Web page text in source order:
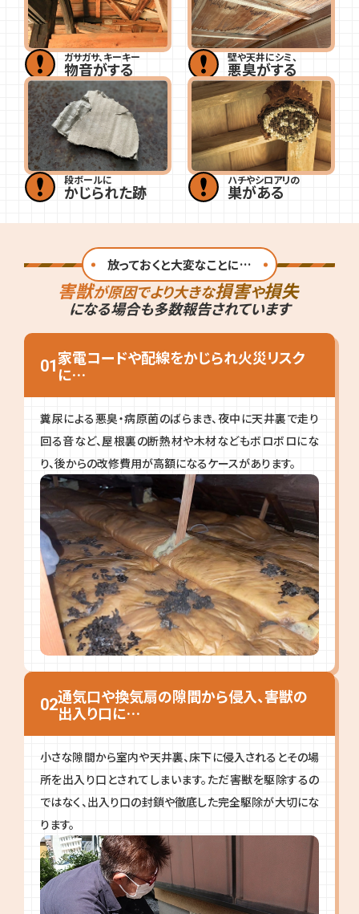
ガサガサ、キーキー
物音がする
壁や天井にシミ、
悪臭がする
段ボールに
かじられた跡
ハチやシロアリの
巣がある
放っておくと大変なことに…
害獣が原因でより大きな損害や損失
になる場合も多数報告されています
01家電コードや配線をかじられ火災リスク
に…
糞尿による悪臭・病原菌のばらまき、夜中に天井裏で走り
回る音など、屋根裏の断熱材や木材などもボロボロにな
り、後からの改修費用が高額になるケースがあります。
02通気口や換気扇の隙間から侵入、害獣の
出入り口に…
小さな隙間から室内や天井裏、床下に侵入されるとその場
所を出入り口とされてしまいます。ただ害獣を駆除するの
ではなく、出入り口の封鎖や徹底した完全駆除が大切にな
ります。